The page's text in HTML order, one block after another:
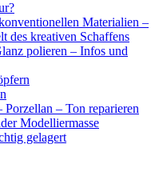
Materialien –
des kreativen Schaffens
polieren – Infos und
– Ton reparieren
Modelliermasse
gelagert